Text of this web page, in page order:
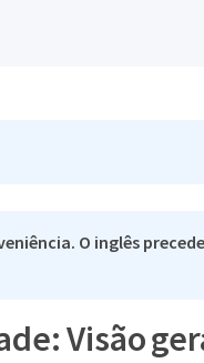
O inglês
Visão